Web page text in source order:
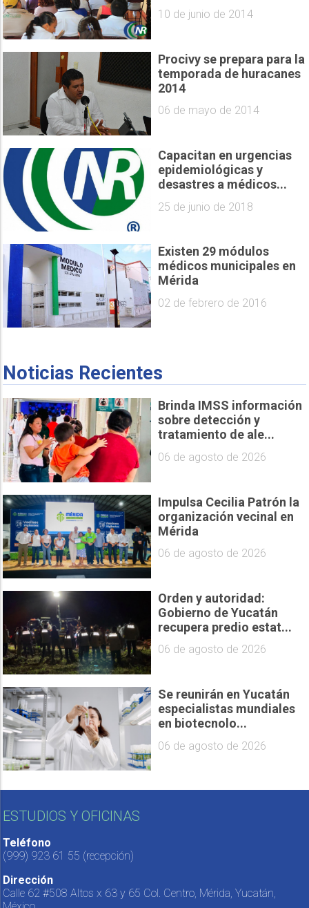
10 de junio de 2014
Procivy se prepara para la
temporada de huracanes
2014
06 de mayo de 2014
Capacitan en urgencias
epidemiológicas y
desastres a médicos...
25 de junio de 2018
Existen 29 módulos
médicos municipales en
Mérida
02 de febrero de 2016
Noticias Recientes
Brinda IMSS información
sobre detección y
tratamiento de ale...
06 de agosto de 2026
Impulsa Cecilia Patrón la
organización vecinal en
Mérida
06 de agosto de 2026
Orden y autoridad:
Gobierno de Yucatán
recupera predio estat...
06 de agosto de 2026
Se reunirán en Yucatán
especialistas mundiales
en biotecnolo...
06 de agosto de 2026
ESTUDIOS Y OFICINAS
Teléfono
(999) 923 61 55 (recepción)
Dirección
Calle 62 #508 Altos x 63 y 65 Col. Centro, Mérida, Yucatán,